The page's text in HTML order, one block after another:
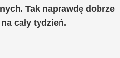
Tak naprawdę dobrze
cały tydzień.